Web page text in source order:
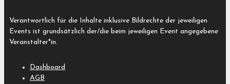
Verantwortlich für die Inhalte inklusive Bildrechte der jeweiligen
Events ist grundsätzlich der/die beim jeweiligen Event angegebene
Veranstalter*in.
Dashboard
AGB